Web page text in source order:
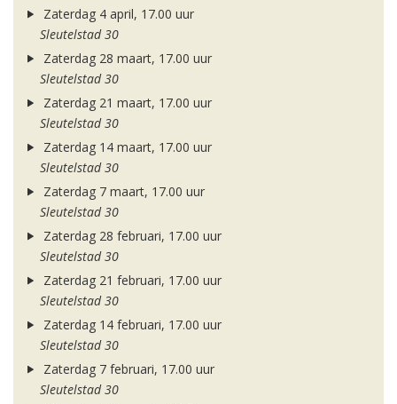
Zaterdag 4 april, 17.00 uur
Sleutelstad 30
Zaterdag 28 maart, 17.00 uur
Sleutelstad 30
Zaterdag 21 maart, 17.00 uur
Sleutelstad 30
Zaterdag 14 maart, 17.00 uur
Sleutelstad 30
Zaterdag 7 maart, 17.00 uur
Sleutelstad 30
Zaterdag 28 februari, 17.00 uur
Sleutelstad 30
Zaterdag 21 februari, 17.00 uur
Sleutelstad 30
Zaterdag 14 februari, 17.00 uur
Sleutelstad 30
Zaterdag 7 februari, 17.00 uur
Sleutelstad 30